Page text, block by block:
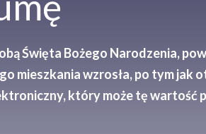
Święta Bożego Narodzenia,
mieszkania wzrosła, po tym jak
który może tę wartość